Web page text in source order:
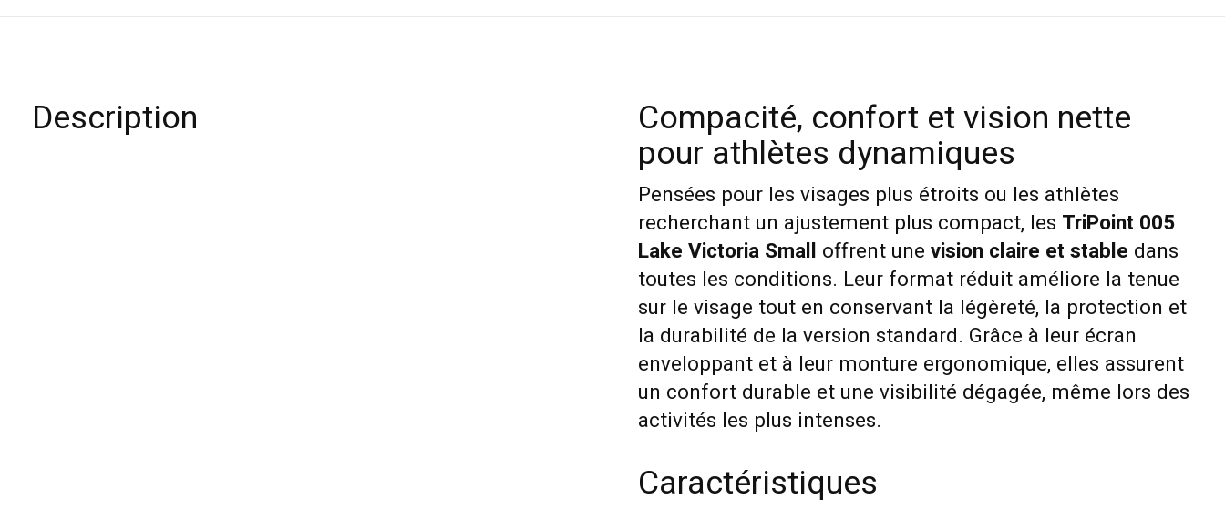
Description Compacité, confort et vision nette
pour athlètes dynamiques
Pensées pour les visages plus étroits ou les athlètes
recherchant un ajustement plus compact, les TriPoint 005
Lake Victoria Small offrent une vision claire et stable dans
toutes les conditions. Leur format réduit améliore la tenue
sur le visage tout en conservant la légèreté, la protection et
la durabilité de la version standard. Grâce à leur écran
enveloppant et à leur monture ergonomique, elles assurent
un confort durable et une visibilité dégagée, même lors des
activités les plus intenses.
Caractéristiques